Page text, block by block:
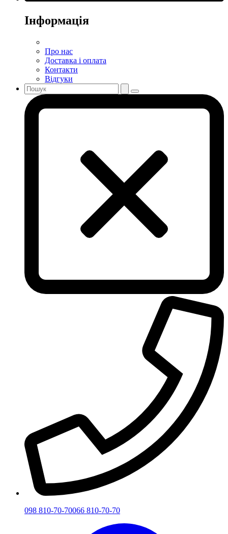
Інформація
Про нас
Доставка і оплата
Контакти
Відгуки
098 810-70-70066 810-70-70